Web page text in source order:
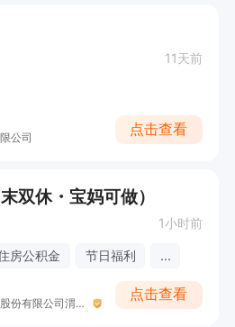
11天前
公司
点击查看
双休・宝妈可做）
1小时前
房公积金 节日福利 ...
中国太平洋人寿保险股份有限公司渭南中心支公司
点击查看